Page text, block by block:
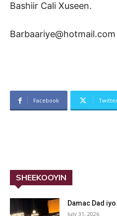
Bashiir Cali Xuseen.
Barbaariye@hotmail.com
Facebook
SHEEKOOYIN
Damac Dad
July 31, 2026